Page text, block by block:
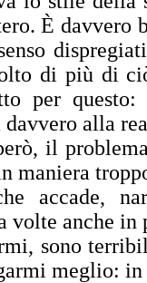
È davvero
di più di
per
alla
il
maniera
accade,
volte anche in
sono
meglio: